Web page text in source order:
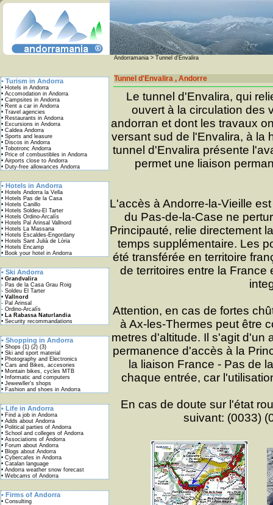
Andorramania > Tunnel d'Envalira
Tunnel d'Envalira , Andorre
Le tunnel d'Envalira, qui
ouvert à la circulation des
andorran et dont les travaux
versant sud de l'Envalira, à la
tunnel d'Envalira présente
permet une liaison
L'accès à Andorre-la-Vieille
du Pas-de-la-Case ne
Principauté, relie directement
temps supplémentaire. Les
été transférée en territoire
de territoires entre la
Attention, en cas de fortes
à Ax-les-Thermes peut être
metres d'altitude. Il s'agit d'un
permanence d'accès à la
la liaison France - Pas de
chaque entrée, car
En cas de doute sur l'état
suivant: (0033)